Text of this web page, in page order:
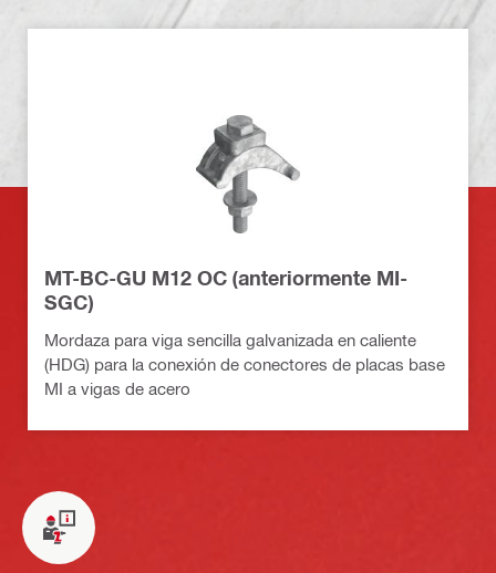
MT-BC-GU M12 OC (anteriormente MI-
SGC)
Mordaza para viga sencilla galvanizada en caliente
(HDG) para la conexión de conectores de placas base
MI a vigas de acero